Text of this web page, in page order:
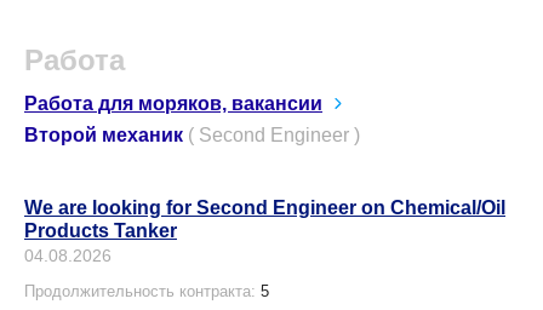
Работа
Работа для моряков, вакансии
Второй механик ( Second Engineer )
We are looking for Second Engineer on Chemical/Oil
Products Tanker
04.08.2026
Продолжительность контракта: 5